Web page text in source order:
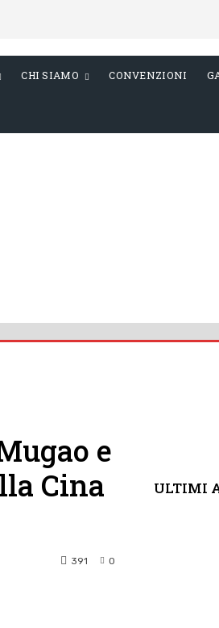
CHI SIAMO CONVENZIONI
e
Cina
0
391
ULTIMI